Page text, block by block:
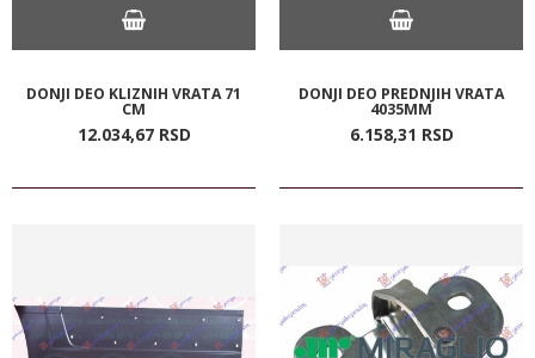
DONJI DEO KLIZNIH VRATA 71
CM
12.034,67 RSD
DONJI DEO PREDNJIH VRATA
4035MM
6.158,31 RSD